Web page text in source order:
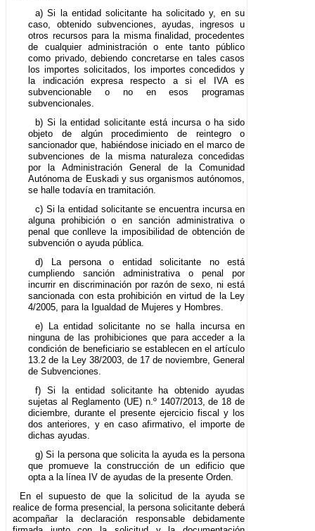
a) Si la entidad solicitante ha solicitado y, en su
caso, obtenido subvenciones, ayudas, ingresos u
otros recursos para la misma finalidad, procedentes
de cualquier administración o ente tanto público
como privado, debiendo concretarse en tales casos
los importes solicitados, los importes concedidos y
la indicación expresa respecto a si el IVA es
subvencionable o no en esos programas
subvencionales.
b) Si la entidad solicitante está incursa o ha sido
objeto de algún procedimiento de reintegro o
sancionador que, habiéndose iniciado en el marco de
subvenciones de la misma naturaleza concedidas
por la Administración General de la Comunidad
Autónoma de Euskadi y sus organismos autónomos,
se halle todavía en tramitación.
c) Si la entidad solicitante se encuentra incursa en
alguna prohibición o en sanción administrativa o
penal que conlleve la imposibilidad de obtención de
subvención o ayuda pública.
d) La persona o entidad solicitante no está
cumpliendo sanción administrativa o penal por
incurrir en discriminación por razón de sexo, ni está
sancionada con esta prohibición en virtud de la Ley
4/2005, para la Igualdad de Mujeres y Hombres.
e) La entidad solicitante no se halla incursa en
ninguna de las prohibiciones que para acceder a la
condición de beneficiario se establecen en el artículo
13.2 de la Ley 38/2003, de 17 de noviembre, General
de Subvenciones.
f) Si la entidad solicitante ha obtenido ayudas
sujetas al Reglamento (UE) n.º 1407/2013, de 18 de
diciembre, durante el presente ejercicio fiscal y los
dos anteriores, y en caso afirmativo, el importe de
dichas ayudas.
g) Si la persona que solicita la ayuda es la persona
que promueve la construcción de un edificio que
opta a la línea IV de ayudas de la presente Orden.
En el supuesto de que la solicitud de la ayuda se
realice de forma presencial, la persona solicitante deberá
acompañar la declaración responsable debidamente